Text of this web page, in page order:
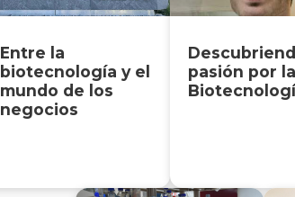
Entre la
biotecnología y el
mundo de los
negocios
pasión por la